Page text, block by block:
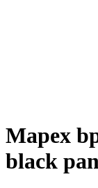
Mapex
black